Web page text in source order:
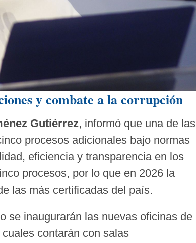
y combate a la corrupción
Gutiérrez, informó que una de las
procesos adicionales bajo normas
eficiencia y transparencia en los
procesos, por lo que en 2026 la
las más certificadas del país.
se inaugurarán las nuevas oficinas de
cuales contarán con salas